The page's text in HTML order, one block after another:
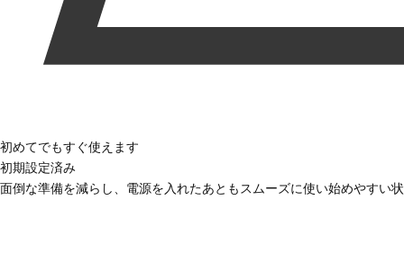
初めてでもすぐ使えます
初期設定済み
面倒な準備を減らし、電源を入れたあともスムーズに使い始めやすい